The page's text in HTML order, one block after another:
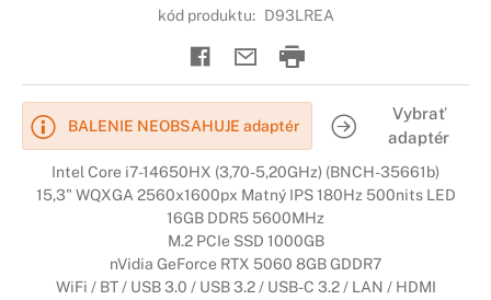
kód produktu: D93LREA
BALENIE NEOBSAHUJE adaptér
Vybrať
adaptér
Intel Core i7-14650HX (3,70-5,20GHz) (BNCH-35661b)
15,3" WQXGA 2560x1600px Matný IPS 180Hz 500nits LED
16GB DDR5 5600MHz
M.2 PCIe SSD 1000GB
nVidia GeForce RTX 5060 8GB GDDR7
WiFi / BT / USB 3.0 / USB 3.2 / USB-C 3.2 / LAN / HDMI